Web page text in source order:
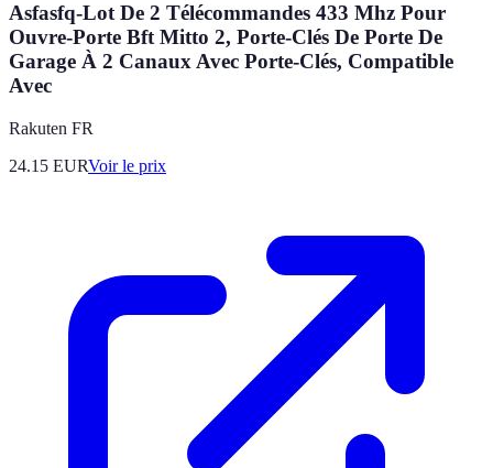
Asfasfq-Lot De 2 Télécommandes 433 Mhz Pour
Ouvre-Porte Bft Mitto 2, Porte-Clés De Porte De
Garage À 2 Canaux Avec Porte-Clés, Compatible
Avec
Rakuten FR
24.15 EURVoir le prix